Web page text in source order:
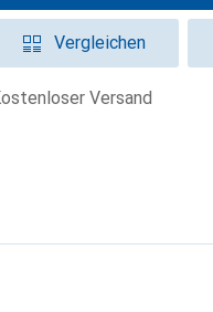
Vergleichen
kostenloser Versand